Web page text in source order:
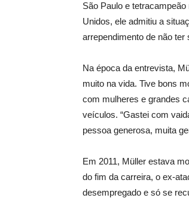
São Paulo e
Unidos, ele admitiu a
arrependimento de não
Na época da entrevista,
muito na vida. Tive bons
com mulheres e grandes
veículos. “Gastei com
pessoa generosa, muita
Em 2011, Müller estava
do fim da carreira, o ex-
desempregado e só se